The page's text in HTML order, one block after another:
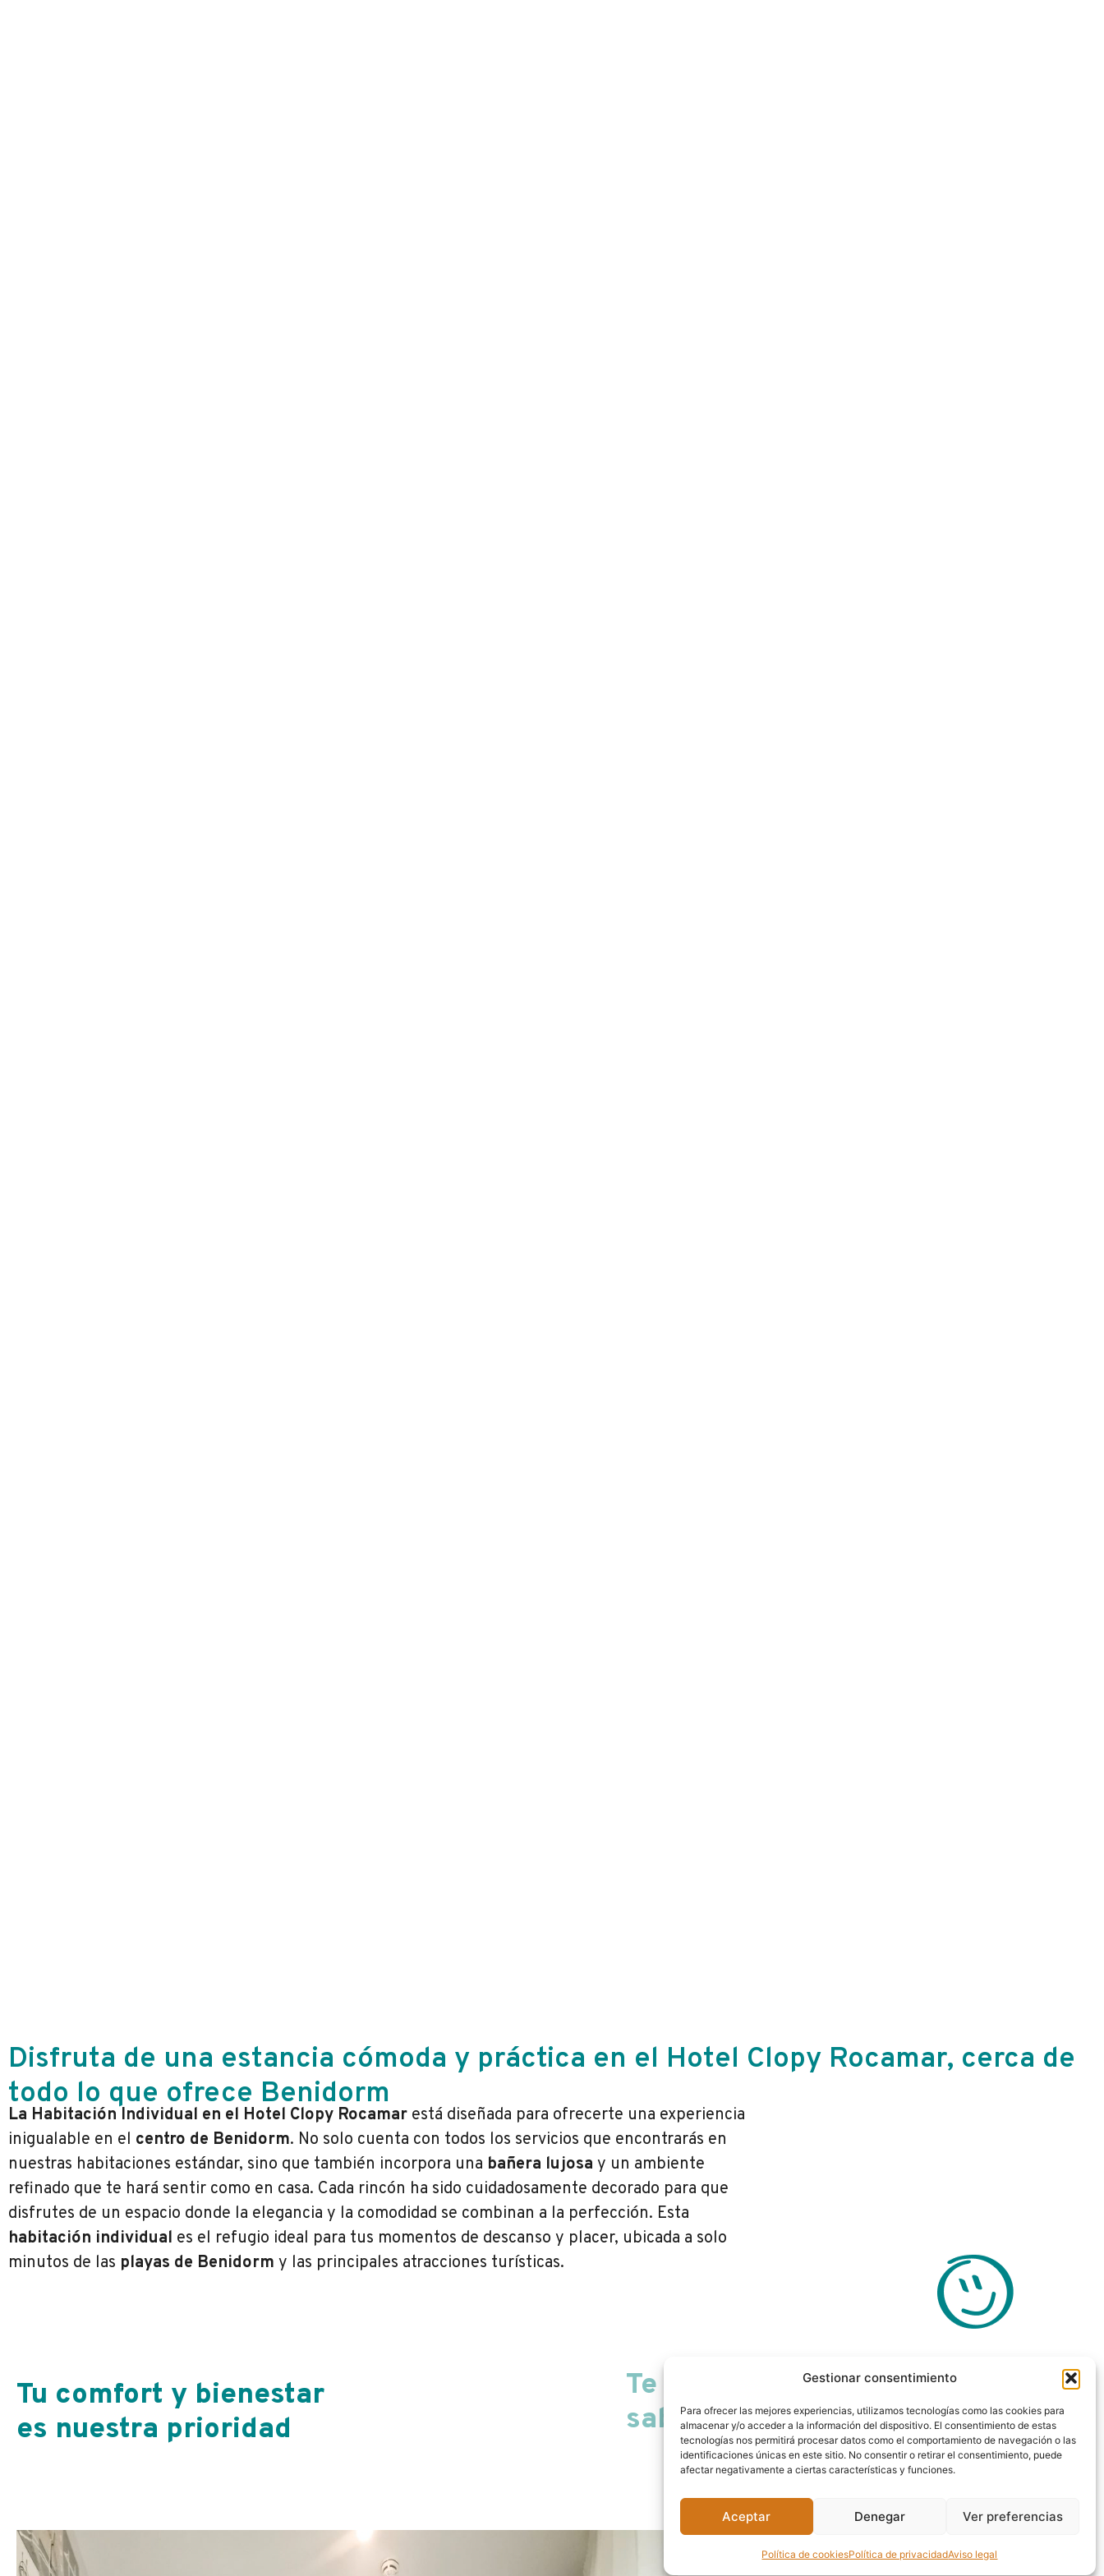
Gestionar consentimiento
Para ofrecer las mejores experiencias, utilizamos tecnologías como las cookies para
almacenar y/o acceder a la información del dispositivo. El consentimiento de estas
tecnologías nos permitirá procesar datos como el comportamiento de navegación o las
identificaciones únicas en este sitio. No consentir o retirar el consentimiento, puede
afectar negativamente a ciertas características y funciones.
Aceptar Denegar Ver preferencias
Política de cookiesPolítica de privacidadAviso legal
Disfruta de una estancia cómoda y práctica en el Hotel Clopy Rocamar, cerca de
todo lo que ofrece Benidorm
La Habitación Individual en el Hotel Clopy Rocamar está diseñada para ofrecerte una experiencia
inigualable en el centro de Benidorm. No solo cuenta con todos los servicios que encontrarás en
nuestras habitaciones estándar, sino que también incorpora una bañera lujosa y un ambiente
refinado que te hará sentir como en casa. Cada rincón ha sido cuidadosamente decorado para que
disfrutes de un espacio donde la elegancia y la comodidad se combinan a la perfección. Esta
habitación individual es el refugio ideal para tus momentos de descanso y placer, ubicada a solo
minutos de las playas de Benidorm y las principales atracciones turísticas.
Tu comfort y bienestar
es nuestra prioridad
Te lo ponemos fácil,
sabemos lo que necesitas
Capacidad: 1 persona
Balcón
Aire acondicionado y calefacción